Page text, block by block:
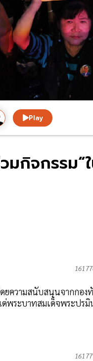
Play
กิจกรรม“
ความสนับสนุนจากกอง
ด่พระบาทสมเด็จพระป